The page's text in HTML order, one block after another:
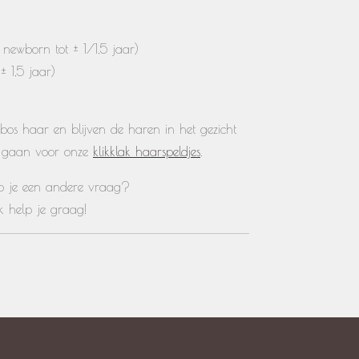
tot ± 1/1,5 jaar)
1,5 jaar)
haar en blijven de haren in het gezicht
voor onze klikklak haarspeldjes
je een andere vraag?
Ik help je graag!